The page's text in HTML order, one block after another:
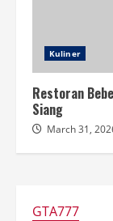
Kuliner
Restoran
Siang
March 31,
GTA777